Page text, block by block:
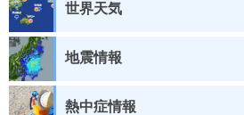
世界天気
地震情報
熱中症情報